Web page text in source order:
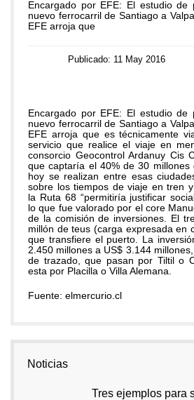
Encargado por EFE: El estudio de
nuevo ferrocarril de Santiago a
EFE arroja que
Publicado: 11 May 2016
Encargado por EFE: El estudio de
nuevo ferrocarril de Santiago a
EFE arroja que es técnicamente
servicio que realice el viaje en
consorcio Geocontrol Ardanuy Cis
que captaría el 40% de 30
hoy se realizan entre esas
sobre los tiempos de viaje en tren
la Ruta 68 “permitiría justificar
lo que fue valorado por el core
de la comisión de inversiones. El
millón de teus (carga expresada en
que transfiere el puerto. La
2.450 millones a US$ 3.144
de trazado, que pasan por Tiltil o
esta por Placilla o Villa Alemana.
Fuente: elmercurio.cl
Noticias
Tres ejemplos para